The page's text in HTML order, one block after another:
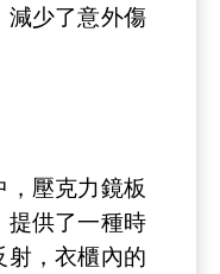
減少了意外傷
壓克力鏡板
提供了一種時
射，衣櫃內的